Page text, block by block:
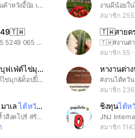
สินค้าด้อม ปรมาจารย์ลัทธิมาร สินค้าหวังอี้ป๋อ เซียวจ้าน ตุ๊กตา20cm รับกดสินค้าจีนอื่นๆ
งานผีน้อยใ
สมาชิก
#งานไต้หวันถูกกฎหมาย 064 425 5249 065 049 6144
🇹🇼สายต
สมาชิก 55
เฟ่ต์ไข่มุก&ท็อปปิ้ง
ชานมไต้หวันแสนอร่อย กับบุฟเฟ่ต์ไข่มุก&ท็อปปิ้ง ตักไม่อั้น ในราคา 30฿
หางานต่า
สมาชิก 236
าเลไต้หวัน ญี่ปุ่น เกาหลี อังกฤษ
#รับหิ้วฮ่องกง #รับพรีฮ่องกง #รับหิ้วสิงคโปร์ #รับพรีสิงคโปร์ #รับหิ้วญี่ปุ่น #รับหิ้วเกาหลี #รับหิ้วอังกฤษ #รับหิ้วฝรั่งเศส #รับกดเว็บสิงคโปร์ #รับกดเว็บฮ่องกง #รับกดcarousellhk #รับกดเว็บcarousellsg #นัดรับสินค้าทั่วสิงคโปร์ #นัดรับสินค้าทั่วฮ่องกง #บริการขนส่งสินค้าต่างประเทศ #รับหิ้วสินค้าจากไทยไปต่างประเทศ #รับหิ้วสินค้าจากต่างประเทศ
ชิงทุนไต้ห
สมาชิก